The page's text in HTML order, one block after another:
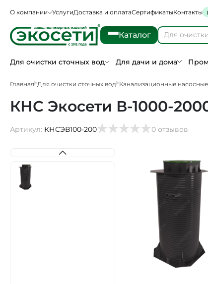
О компании УслугиДоставка и оплатаСертификатыКонтакты
Каталог
Для очистки сточных вод Для дачи и дома
Главная Для очистки сточных вод Канализационные
КНС Экосети В-1000-
Артикул: КНСЭВ100-200 0 отзывов